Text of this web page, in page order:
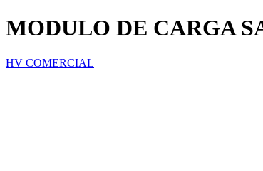
MODULO DE CARGA
HV COMERCIAL